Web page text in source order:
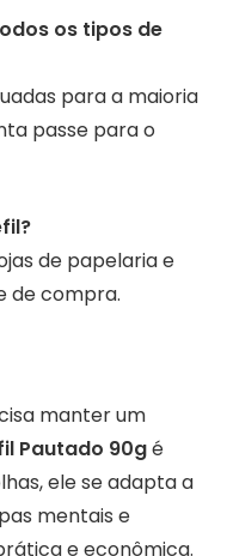
os tipos de
para a maioria
passe para o
de papelaria e
de compra.
manter um
Pautado 90gé
ele se adapta a
mentais e
e econômica.